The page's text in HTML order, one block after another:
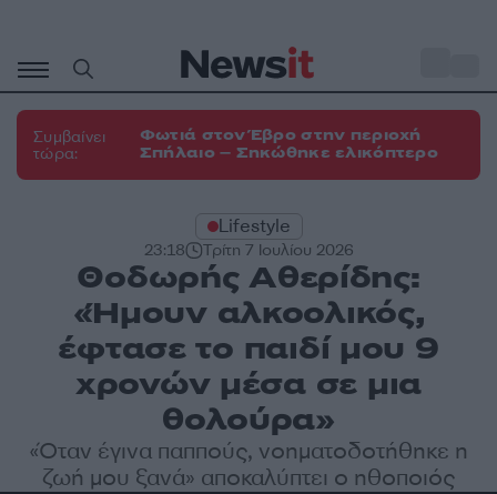
περιεχόμενο
Συμβαίνει
τώρα:
Φωτιά στον Έβρο στην περιοχή
Σπήλαιο – Σηκώθηκε ελικόπτερο
Lifestyle
23:18 Τρίτη 7 Ιουλίου 2026
Θοδωρής Αθερίδης:
«Ήμουν αλκοολικός,
έφτασε το παιδί μου 9
χρονών μέσα σε μια
θολούρα»
«Όταν έγινα παππούς, νοηματοδοτήθηκε η
ζωή μου ξανά» αποκαλύπτει ο ηθοποιός